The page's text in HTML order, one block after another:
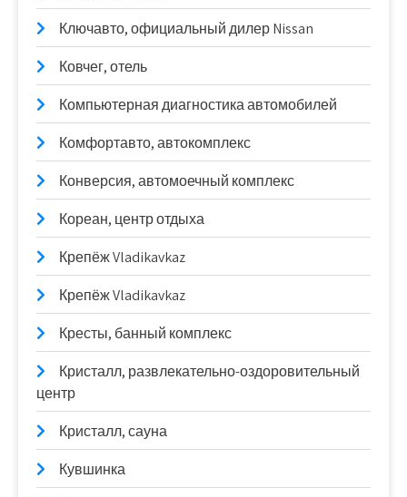
Ключавто, официальный дилер Nissan
Ковчег, отель
Компьютерная диагностика автомобилей
Комфортавто, автокомплекс
Конверсия, автомоечный комплекс
Кореан, центр отдыха
Крепёж Vladikavkaz
Крепёж Vladikavkaz
Кресты, банный комплекс
Кристалл, развлекательно-оздоровительный
центр
Кристалл, сауна
Кувшинка